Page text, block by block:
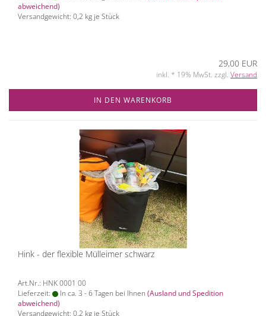
abweichend)
Versandgewicht: 0,2 kg je Stück
29,00 EUR
inkl. * 19% MwSt. zzgl. Versand
IN DEN WARENKORB
Hink - der flexible Mülleimer schwarz
Art.Nr.: HNK 0001 00
Lieferzeit:
In ca. 3 - 6 Tagen bei Ihnen (Ausland und Spedition
abweichend)
Versandgewicht: 0,2 kg je Stück